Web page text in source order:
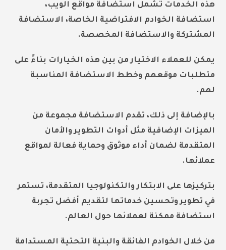
هذه الخدمات تشمل استضافة مواقع الويب،
استضافة الخوادم الافتراضية الخاصة، الاستضافة
المشتركة والاستضافة المخصصة.
يمكن للعملاء الاختيار من بين هذه الخيارات بناءً على
متطلبات موقعهم وخطط الاستضافة المناسبة
لهم.
بالإضافة إلى ذلك، تقدم الاستضافة مجموعة من
الميزات الإضافية مثل أدوات التطوير والأمان
المتقدمة لضمان أداء موثوق وحماية فعالة لمواقع
عملائها.
بتركيزها على الابتكار والتكنولوجيا المتقدمة، تستمر
في تطوير وتحسين خدماتها لتقديم أفضل تجربة
استضافة ممكنة لعملائها حول العالم.
من خلال الخوادم الفائقة والبنية التحتية المستدامة